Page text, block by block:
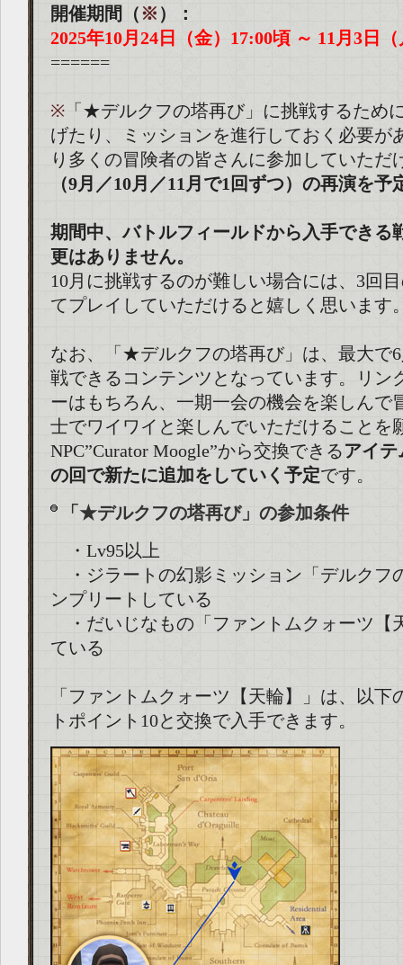
開催期間（※ ）：
2025年10月24日（金）17:00頃 ～ 11月3日
======
※ 「★デルクフの塔再び」に挑戦するため
げたり、ミッションを進行しておく必要が
り多くの冒険者の皆さんに参加していただ
（9月／10月／11月で1回ずつ）の再演を予
期間中、バトルフィールドから入手できる
更はありません。
10月に挑戦するのが難しい場合には、3回
てプレイしていただけると嬉しく思います
なお、「★デルクフの塔再び」は、最大で
戦できるコンテンツとなっています。リン
ーはもちろん、一期一会の機会を楽しんで
士でワイワイと楽しんでいただけることを
NPC”Curator Moogle”から交換できるアイ
の回で新たに追加をしていく予定です。
「★デルクフの塔再び」の参加条件
・Lv95以上
・ジラートの幻影ミッション「デルクフ
ンプリートしている
・だいじなもの「ファントムクォーツ【
ている
「ファントムクォーツ【天輪】」は、以下
トポイント10と交換で入手できます。